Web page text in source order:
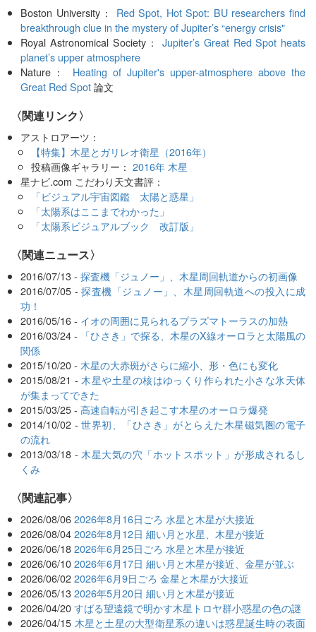
Boston University： Red Spot, Hot Spot: BU researchers find
breakthrough clue in the mystery of Jupiter’s “energy crisis"
Royal Astronomical Society：Jupiter’s Great Red Spot heats
planet’s upper atmosphere
Nature： Heating of Jupiter's upper-atmosphere above the
Great Red Spot論文
〈関連リンク〉
アストロアーツ：
【特集】木星とガリレオ衛星（2016年）
投稿画像ギャラリー： 2016年 木星
星ナビ.com こだわり天文書評：
「ビジュアル宇宙図鑑 太陽と惑星」
「太陽系はここまでわかった」
「太陽系ビジュアルブック 改訂版」
〈関連ニュース〉
2016/07/13 -探査機「ジュノー」、木星周回軌道からの初画像
2016/07/05 -探査機「ジュノー」、木星周回軌道への投入に成
功！
2016/05/16 - イオの周囲に見られるプラズマトーラスの加熱
2016/03/24 -
「ひさき」で探る、木星のX線オーロラと太陽風の
関係
2015/10/20 - 木星の大赤斑がさらに縮小、形・色にも変化
2015/08/21 - 木星や土星の核はゆっくり作られた小さな氷天体
が集まってできた
2015/03/25 -高速自転が引き起こす木星のオーロラ爆発
2014/10/02 -世界初、「ひさき」がとらえた木星磁気圏の電子
の流れ
2013/03/18 - 木星大気の穴「ホットスポット」が形成されるし
くみ
関連記事
2026/08/06 2026年8月16日ごろ 水星と木星が大接近
2026/08/04 2026年8月12日 細い月と水星、木星が接近
2026/06/18 2026年6月25日ごろ 水星と木星が接近
2026/06/10 2026年6月17日 細い月と木星が接近、金星が並ぶ
2026/06/02 2026年6月9日ごろ 金星と木星が大接近
2026/05/13 2026年5月20日 細い月と木星が接近
2026/04/20 すばる望遠鏡で明かす木星トロヤ群小惑星の色の謎
2026/04/15 木星と土星の大型衛星系の違いは惑星誕生時の表面